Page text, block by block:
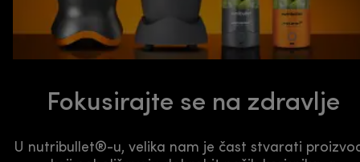
Fokusirajte se na zdravlje
U nutribullet®-u, velika nam je čast stvarati